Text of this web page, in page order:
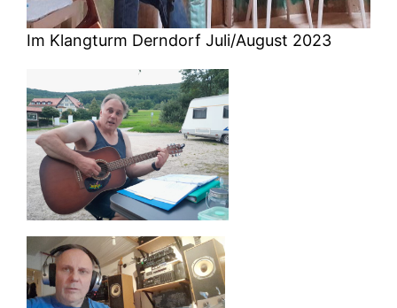
Im Klangturm Derndorf Juli/August 2023